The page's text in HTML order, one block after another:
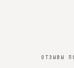
ОТЗЫВЫ